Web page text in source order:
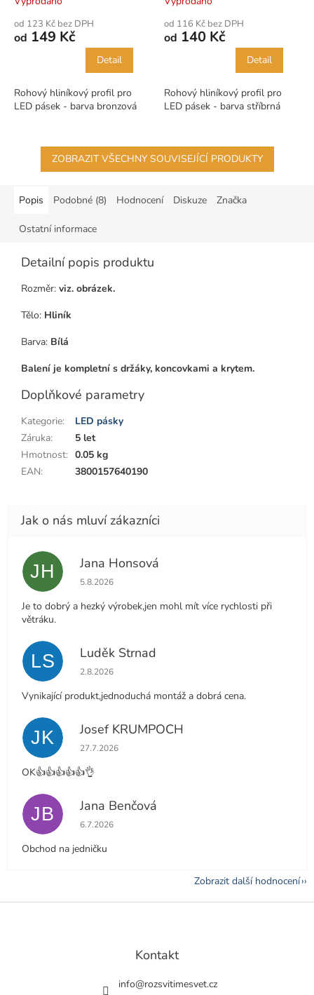
od 123 Kč bez DPH
od 149 Kč
Detail
Rohový hliníkový profil pro
LED pásek - barva bronzová
od 116 Kč bez DPH
od 140 Kč
Detail
Rohový hliníkový profil pro
LED pásek - barva stříbrná
ZOBRAZIT VŠECHNY SOUVISEJÍCÍ PRODUKTY
Popis Podobné (8) Hodnocení Diskuze Značka
Ostatní informace
Detailní popis produktu
Rozměr: viz. obrázek.
Tělo: Hliník
Barva: Bílá
Balení je kompletní s držáky, koncovkami a krytem.
Doplňkové parametry
Kategorie:
LED pásky
Záruka:
5 let
Hmotnost: 0.05 kg
EAN: 3800157640190
JH Jana Honsová
Hodnocení obchodu je 5 z 5 hvězdiček.
5.8.2026
Je to dobrý a hezký výrobek,jen mohl mít více rychlosti při
větráku.
LS Luděk Strnad
Hodnocení obchodu je 5 z 5 hvězdiček.
2.8.2026
Vynikající produkt,jednoduchá montáž a dobrá cena.
JK Josef KRUMPOCH
Hodnocení obchodu je 5 z 5 hvězdiček.
27.7.2026
OK👍👍👍👍👍👌
JB Jana Benčová
Hodnocení obchodu je 5 z 5 hvězdiček.
6.7.2026
Obchod na jedničku
Zobrazit další hodnocení
Z
Kontakt
info@rozsvitimesvet.cz